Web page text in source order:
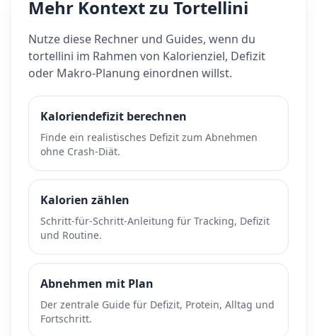
Mehr Kontext zu Tortellini
Nutze diese Rechner und Guides, wenn du
tortellini im Rahmen von Kalorienziel, Defizit
oder Makro-Planung einordnen willst.
Kaloriendefizit berechnen
Finde ein realistisches Defizit zum Abnehmen
ohne Crash-Diät.
Kalorien zählen
Schritt-für-Schritt-Anleitung für Tracking, Defizit
und Routine.
Abnehmen mit Plan
Der zentrale Guide für Defizit, Protein, Alltag und
Fortschritt.